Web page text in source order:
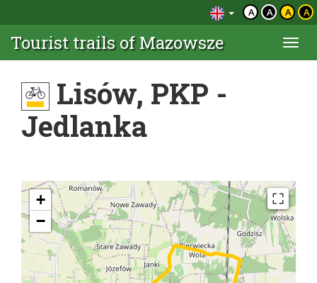
A A A A
Tourist trails of Mazowsze
Lisów, PKP -
Jedlanka
+
−